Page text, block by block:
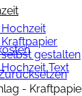
gestalten
Text
-